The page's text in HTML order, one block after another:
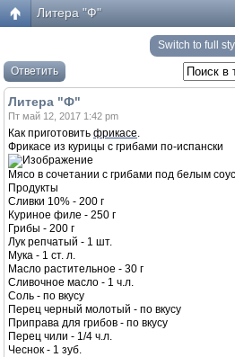
Литера "Ф"
Switch to full
Ответить
Литера "Ф"
Пт май 12, 2017 1:42 pm
Как приготовить фрикасе.
Фрикасе из курицы с грибами по-испански
Мясо в сочетании с грибами под белым
Продукты
Сливки 10% - 200 г
Куриное филе - 250 г
Грибы - 200 г
Лук репчатый - 1 шт.
Мука - 1 ст. л.
Масло растительное - 30 г
Сливочное масло - 1 ч.л.
Соль - по вкусу
Перец черный молотый - по вкусу
Приправа для грибов - по вкусу
Перец чили - 1/4 ч.л.
Чеснок - 1 зуб.